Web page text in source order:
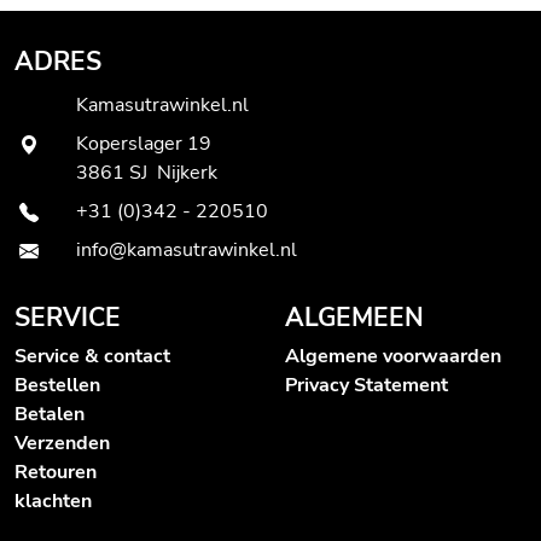
ADRES
Kamasutrawinkel.nl
Koperslager 19
3861 SJ Nijkerk
+31 (0)342 - 220510
info@kamasutrawinkel.nl
SERVICE
Service & contact
Bestellen
Betalen
Verzenden
Retouren
klachten
ALGEMEEN
Algemene voorwaarden
Privacy Statement